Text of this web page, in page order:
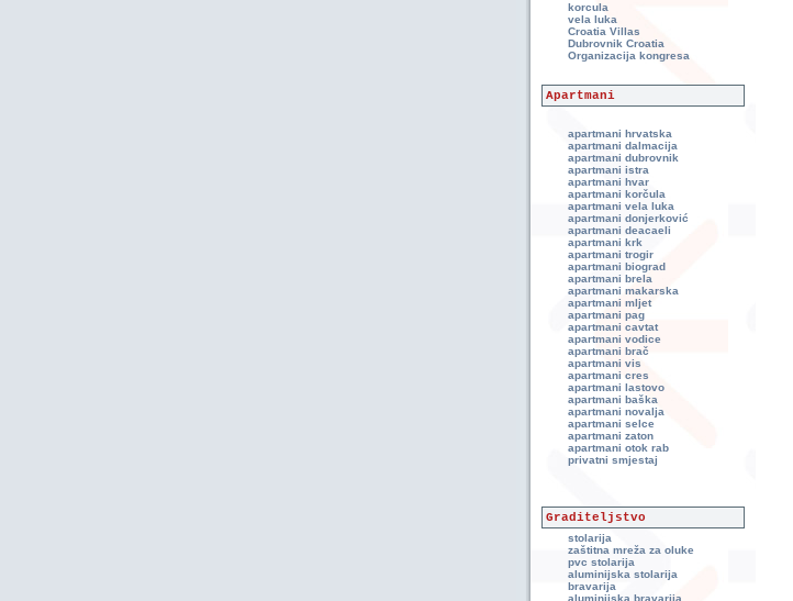
korcula
vela luka
Croatia Villas
Dubrovnik Croatia
Organizacija kongresa
Apartmani
apartmani hrvatska
apartmani dalmacija
apartmani dubrovnik
apartmani istra
apartmani hvar
apartmani korčula
apartmani vela luka
apartmani donjerković
apartmani deacaeli
apartmani krk
apartmani trogir
apartmani biograd
apartmani brela
apartmani makarska
apartmani mljet
apartmani pag
apartmani cavtat
apartmani vodice
apartmani brač
apartmani vis
apartmani cres
apartmani lastovo
apartmani baška
apartmani novalja
apartmani selce
apartmani zaton
apartmani otok rab
privatni smjestaj
Graditeljstvo
stolarija
zaštitna mreža za oluke
pvc stolarija
aluminijska stolarija
bravarija
aluminijska bravarija